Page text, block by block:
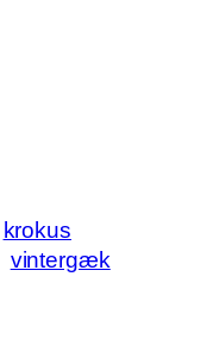
krokus
vintergæk